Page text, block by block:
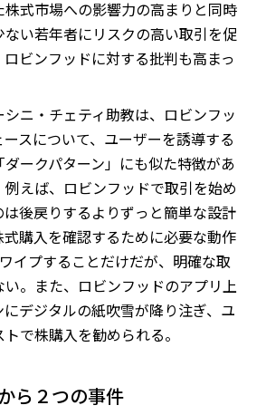
株式市場への影響力の高まりと同時
ない若年者にリスクの高い取引を促
ビンフッドに対する批判も高まっ
ニ・チェティ助教は、ロビンフッ
ースについて、ユーザーを誘導する
ークパターン」にも似た特徴があ
えば、ロビンフッドで取引を始め
は後戻りするよりずっと簡単な設計
式購入を確認するために必要な動作
イプすることだけだが、明確な取
い。また、ロビンフッドのアプリ上
デジタルの紙吹雪が降り注ぎ、ユ
で株購入を勧められる。
ら２つの事件